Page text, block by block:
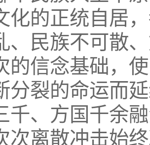
化的正统自居
、民族不可散
的信念基础，
分裂的命运而
千、方国千余
次离散冲击始